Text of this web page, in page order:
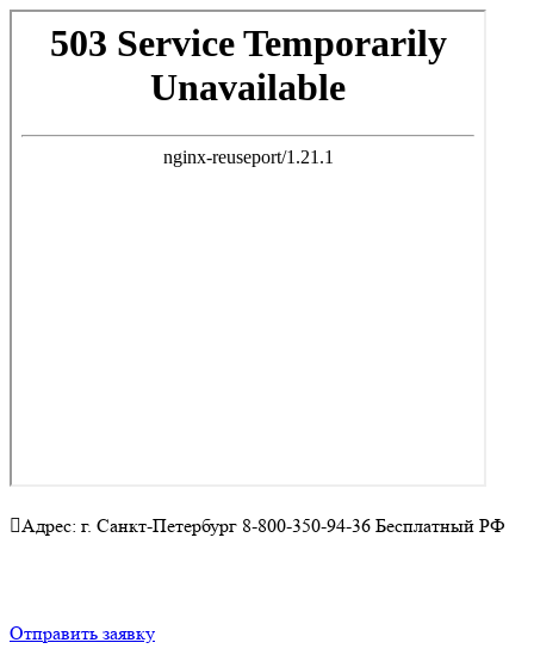
Адрес: г. Санкт-Петербург 8-800-350-94-36 Бесплатный РФ
Отправить заявку